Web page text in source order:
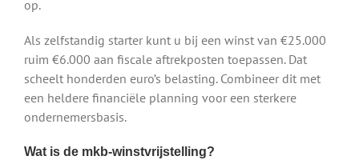
op.
Als zelfstandig starter kunt u bij een winst van €25.000
ruim €6.000 aan fiscale aftrekposten toepassen. Dat
scheelt honderden euro’s belasting. Combineer dit met
een heldere financiële planning voor een sterkere
ondernemersbasis.
Wat is de mkb-winstvrijstelling?